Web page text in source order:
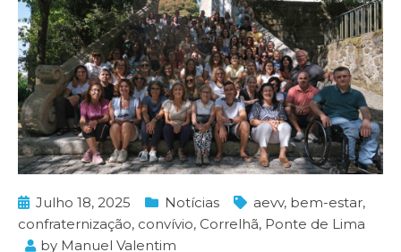
Julho 18, 2025 Notícias aevv, bem-estar,
confraternização, convívio, Correlhã, Ponte de Lima
by Manuel Valentim